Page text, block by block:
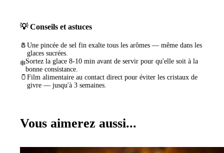
💡 Conseils et astuces
🧂 Une pincée de sel fin exalte tous les arômes — même dans les
glaces sucrées.
❄️Sortez la glace 8-10 min avant de servir pour qu'elle soit à la
bonne consistance.
🫙 Film alimentaire au contact direct pour éviter les cristaux de
givre — jusqu'à 3 semaines.
Vous aimerez aussi...